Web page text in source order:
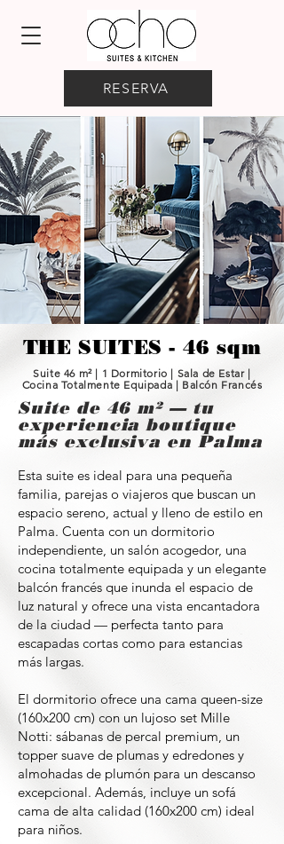
RESERVA
THE SUITES - 46 sqm
Suite 46 m² | 1 Dormitorio | Sala de Estar |
Cocina Totalmente Equipada | Balcón Francés
Suite de 46 m² — tu
experiencia boutique
más exclusiva en Palma
Esta suite es ideal para una pequeña
familia, parejas o viajeros que buscan un
espacio sereno, actual y lleno de estilo en
Palma. Cuenta con un dormitorio
independiente, un salón acogedor, una
cocina totalmente equipada y un elegante
balcón francés que inunda el espacio de
luz natural y ofrece una vista encantadora
de la ciudad — perfecta tanto para
escapadas cortas como para estancias
más largas.
El dormitorio ofrece una cama queen-size
(160x200 cm) con un lujoso set Mille
Notti: sábanas de percal premium, un
topper suave de plumas y edredones y
almohadas de plumón para un descanso
excepcional. Además, incluye un sofá
cama de alta calidad (160x200 cm) ideal
para niños.